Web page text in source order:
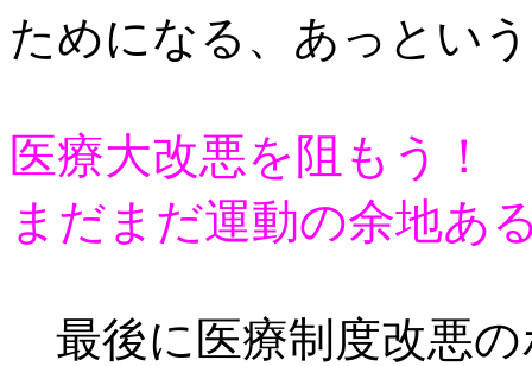
ためになる、あっとい
医療大改悪を阻もう！
まだまだ運動の余地あ
最後に医療制度改悪